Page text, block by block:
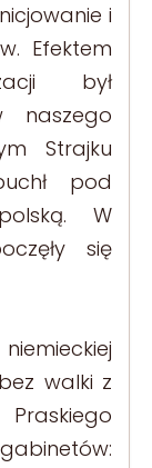
i
Efektem
był
naszego
Strajku
pod
W
się
walki z